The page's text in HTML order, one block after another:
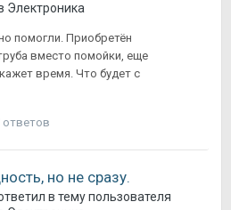
Электроника
помогли. Приобретён
вместо помойки, еще
время. Что будет с
ответов
но не сразу.
в тему пользователя